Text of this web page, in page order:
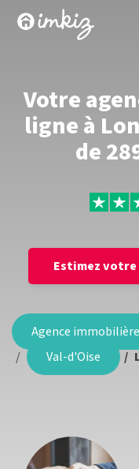
Votre
ligne à
de
Estimez votre
Agence
Val-d'Oise